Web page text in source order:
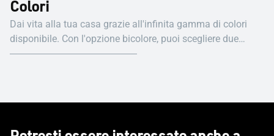
Colori
Dai vita alla tua casa grazie all'infinita gamma di colori
disponibile. Con l'opzione bicolore, puoi scegliere due
colori diversi per l'esterno e l'interno, dando vita a un